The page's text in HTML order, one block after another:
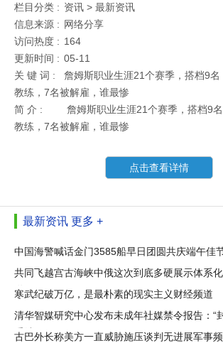
栏目分类 : 资讯 > 最新资讯
信息来源 : 网络分享
访问热度 : 164
更新时间 : 05-11
关 键 词 :
詹姆斯职业生涯21个赛季，搭档9名
教练，7名被解雇，谁最惨
简 介 :
詹姆斯职业生涯21个赛季，搭档9名
教练，7名被解雇，谁最惨
点击查看详情
最新资讯 更多 +
中国海警喊话金门3585船早日团圆共庆端午佳
共同飞越宫古海峡中俄这次到底多硬展示体系
道
寒武纪破万亿，是最朴素的现实主义财经频道
清华智媒研究中心发布未成年社媒禁令报告：“
重结
古巴外长称美方一直威胁施压谈判无进展军事